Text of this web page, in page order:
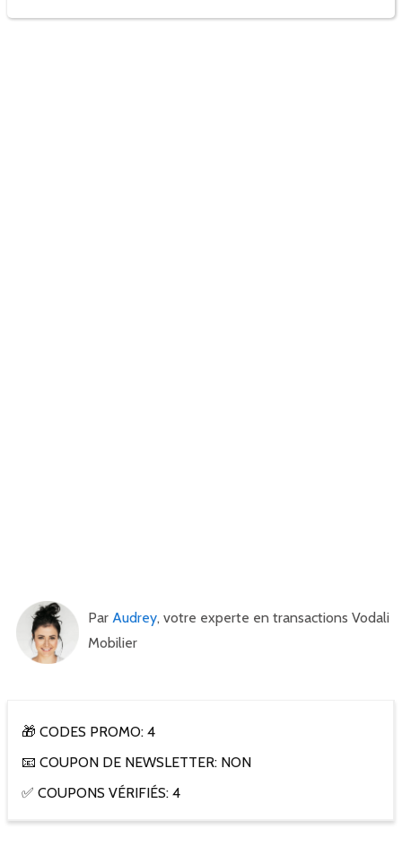
Par Audrey, votre experte en transactions Vodali
Mobilier
🎁 CODES PROMO: 4
📧 COUPON DE NEWSLETTER: NON
✅ COUPONS VÉRIFIÉS: 4